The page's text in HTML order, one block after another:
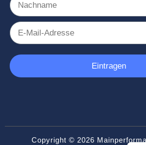
Eintragen
Copyright © 2026